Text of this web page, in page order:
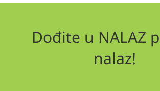
Dođite u NALAZ
nalaz!